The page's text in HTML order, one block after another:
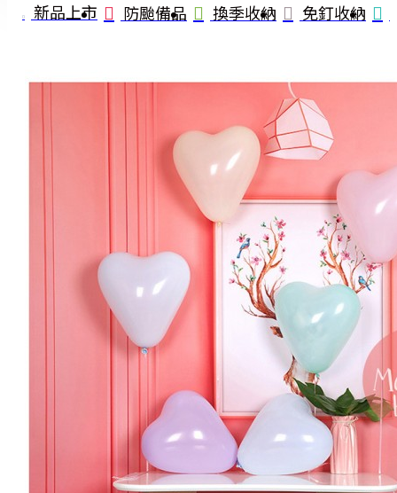
註冊
新品上市 防颱備品 換季收納 免釘收納